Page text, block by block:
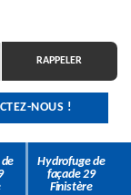
NOUS !
Hydrofuge de
façade 29
Finistère